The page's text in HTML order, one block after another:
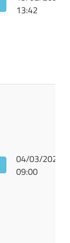
13:42
04/03/2026
09:00